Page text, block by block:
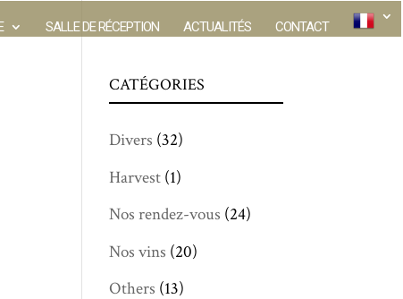
SALLE DE RÉCEPTION ACTUALITÉS CONTACT
CATÉGORIES
Divers (32)
Harvest (1)
Nos rendez-vous (24)
Nos vins (20)
Others (13)